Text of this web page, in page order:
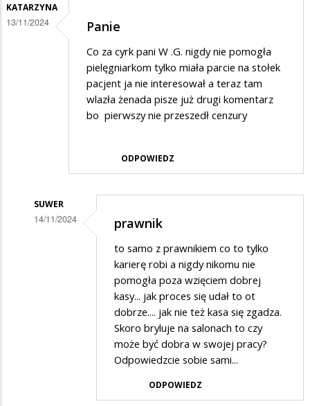
KATARZYNA
13/11/2024 Panie
Co za cyrk pani W .G. nigdy nie pomogła
pielęgniarkom tylko miała parcie na stołek
pacjent ja nie interesował a teraz tam
wlazła żenada pisze już drugi komentarz
bo pierwszy nie przeszedł cenzury
ODPOWIEDZ
SUWER
14/11/2024 prawnik
to samo z prawnikiem co to tylko
karierę robi a nigdy nikomu nie
pomogła poza wzięciem dobrej
kasy... jak proces się udał to ot
dobrze.... jak nie też kasa się zgadza.
Skoro bryluje na salonach to czy
może być dobra w swojej pracy?
Odpowiedzcie sobie sami...
ODPOWIEDZ